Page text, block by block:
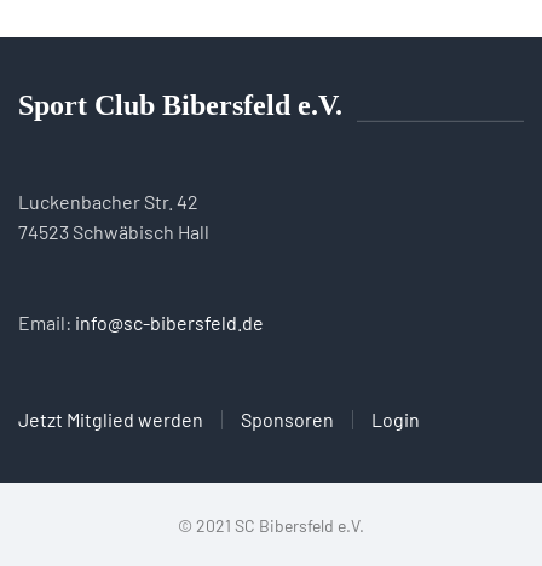
Sport Club Bibersfeld e.V.
Luckenbacher Str. 42
74523 Schwäbisch Hall
Email: info@sc-bibersfeld.de
Jetzt Mitglied werden Sponsoren Login
© 2021 SC Bibersfeld e.V.